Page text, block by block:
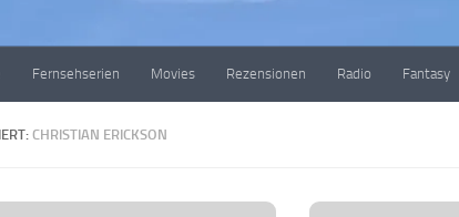
Fernsehserien Movies Rezensionen Radio Fantasy
CHRISTIAN ERICKSON